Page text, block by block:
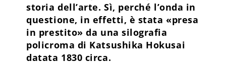
storia dell’arte. Sì, perché l’onda in
questione, in effetti, è stata «presa
in prestito» da una silografia
policroma di Katsushika Hokusai
datata 1830 circa.